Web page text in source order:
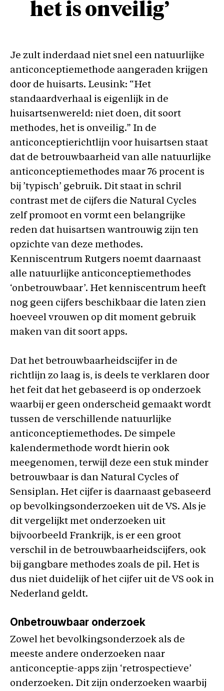
het is onveilig’
Je zult inderdaad niet snel een natuurlijke
anticonceptiemethode aangeraden krijgen
door de huisarts. Leusink: “Het
standaardverhaal is eigenlijk in de
huisartsenwereld: niet doen, dit soort
methodes, het is onveilig.” In de
anticonceptierichtlijn voor huisartsen staat
dat de betrouwbaarheid van alle natuurlijke
anticonceptiemethodes maar 76 procent is
bij ’typisch’ gebruik. Dit staat in schril
contrast met de cijfers die Natural Cycles
zelf promoot en vormt een belangrijke
reden dat huisartsen wantrouwig zijn ten
opzichte van deze methodes.
Kenniscentrum Rutgers noemt daarnaast
alle natuurlijke anticonceptiemethodes
‘onbetrouwbaar’. Het kenniscentrum heeft
nog geen cijfers beschikbaar die laten zien
hoeveel vrouwen op dit moment gebruik
maken van dit soort apps.
Dat het betrouwbaarheidscijfer in de
richtlijn zo laag is, is deels te verklaren door
het feit dat het gebaseerd is op onderzoek
waarbij er geen onderscheid gemaakt wordt
tussen de verschillende natuurlijke
anticonceptiemethodes. De simpele
kalendermethode wordt hierin ook
meegenomen, terwijl deze een stuk minder
betrouwbaar is dan Natural Cycles of
Sensiplan. Het cijfer is daarnaast gebaseerd
op bevolkingsonderzoeken uit de VS. Als je
dit vergelijkt met onderzoeken uit
bijvoorbeeld Frankrijk, is er een groot
verschil in de betrouwbaarheidscijfers, ook
bij gangbare methodes zoals de pil. Het is
dus niet duidelijk of het cijfer uit de VS ook in
Nederland geldt.
Onbetrouwbaar onderzoek
Zowel het bevolkingsonderzoek als de
meeste andere onderzoeken naar
anticonceptie-apps zijn ‘retrospectieve’
onderzoeken. Dit zijn onderzoeken waarbij